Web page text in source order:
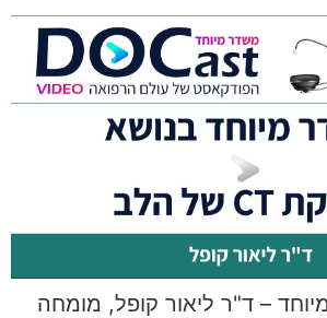
– ד"ר ליאור קופל, מומחה